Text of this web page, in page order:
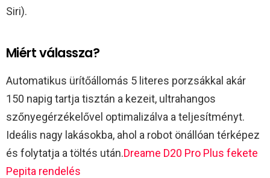
Siri).
Miért válassza?
Automatikus ürítőállomás 5 literes porzsákkal akár
150 napig tartja tisztán a kezeit, ultrahangos
szőnyegérzékelővel optimalizálva a teljesítményt.
Ideális nagy lakásokba, ahol a robot önállóan térképez
és folytatja a töltés után.Dreame D20 Pro Plus fekete
Pepita rendelés